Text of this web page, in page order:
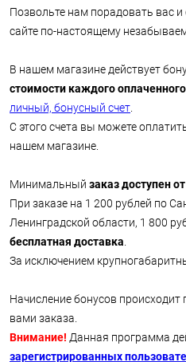
Позвольте нам порадовать вас
сайте по-настоящему
В нашем магазине действует
стоимости каждого
личный, бонусный счет
С этого счета вы можете
нашем магазине.
Минимальный заказ доступен
При заказе на 1 200 рублей по
Ленинградской области, 1 800
бесплатная доставка
За исключением
Начисление бонусов происходит
вами заказа.
Внимание! Данная программа
зарегистрированных